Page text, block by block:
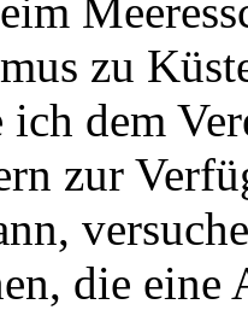
zu
dem
zur
die